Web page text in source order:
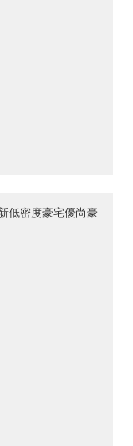
低密度豪宅優尚豪